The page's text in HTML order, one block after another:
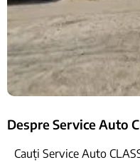
Despre Service Auto
Cauți Service Auto